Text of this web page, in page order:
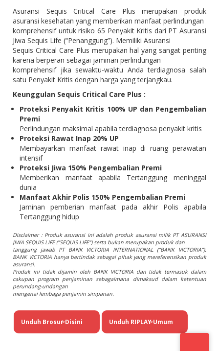
Asuransi Sequis Critical Care Plus merupakan produk
asuransi kesehatan yang memberikan manfaat perlindungan
komprehensif untuk risiko 65 Penyakit Kritis dari PT Asuransi
Jiwa Sequis Life (“Penanggung”). Memiliki Asuransi
Sequis Critical Care Plus merupakan hal yang sangat penting
karena berperan sebagai jaminan perlindungan
komprehensif jika sewaktu-waktu Anda terdiagnosa salah
satu Penyakit Kritis dengan harga yang terjangkau.
Keunggulan Sequis Critical Care Plus :
Proteksi Penyakit Kritis 100% UP dan Pengembalian
Premi
Perlindungan maksimal apabila terdiagnosa penyakit kritis
Proteksi Rawat Inap 20% UP
Membayarkan manfaat rawat inap di ruang perawatan
intensif
Proteksi Jiwa 150% Pengembalian Premi
Memberikan manfaat apabila Tertanggung meninggal
dunia
Manfaat Akhir Polis 150% Pengembalian Premi
Jaminan pemberian manfaat pada akhir Polis apabila
Tertanggung hidup
Disclaimer : Produk asuransi ini adalah produk asuransi milik PT ASURANSI
JIWA SEQUIS LIFE (“SEQUIS LIFE”) serta bukan merupakan produk dan
tanggung jawab PT BANK VICTORIA INTERNATIONAL (“BANK VICTORIA”).
BANK VICTORIA hanya bertindak sebagai pihak yang mereferensikan produk
asuransi.
Produk ini tidak dijamin oleh BANK VICTORIA dan tidak termasuk dalam
cakupan program penjaminan sebagaimana dimaksud dalam ketentuan
perundang-undangan
mengenai lembaga penjamin simpanan.
Unduh Brosur Disini
> Unduh RIPLAY Umum
>